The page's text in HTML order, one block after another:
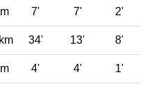
7' 7' 2'
34' 13' 8'
4' 4' 1'